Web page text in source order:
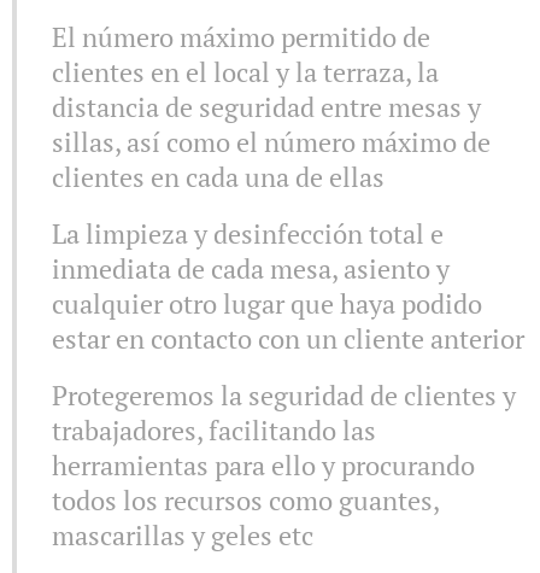
El número máximo permitido de
clientes en el local y la terraza, la
distancia de seguridad entre mesas y
sillas, así como el número máximo de
clientes en cada una de ellas
La limpieza y desinfección total e
inmediata de cada mesa, asiento y
cualquier otro lugar que haya podido
estar en contacto con un cliente anterior
Protegeremos la seguridad de clientes y
trabajadores, facilitando las
herramientas para ello y procurando
todos los recursos como guantes,
mascarillas y geles etc